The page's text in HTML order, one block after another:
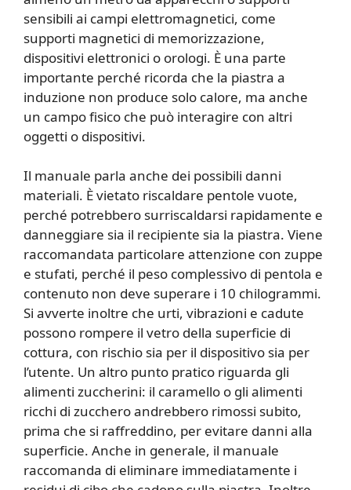
sensibili ai campi elettromagnetici, come
supporti magnetici di memorizzazione,
dispositivi elettronici o orologi. È una parte
importante perché ricorda che la piastra a
induzione non produce solo calore, ma anche
un campo fisico che può interagire con altri
oggetti o dispositivi.
Il manuale parla anche dei possibili danni
materiali. È vietato riscaldare pentole vuote,
perché potrebbero surriscaldarsi rapidamente e
danneggiare sia il recipiente sia la piastra. Viene
raccomandata particolare attenzione con zuppe
e stufati, perché il peso complessivo di pentola e
contenuto non deve superare i 10 chilogrammi.
Si avverte inoltre che urti, vibrazioni e cadute
possono rompere il vetro della superficie di
cottura, con rischio sia per il dispositivo sia per
l’utente. Un altro punto pratico riguarda gli
alimenti zuccherini: il caramello o gli alimenti
ricchi di zucchero andrebbero rimossi subito,
prima che si raffreddino, per evitare danni alla
superficie. Anche in generale, il manuale
raccomanda di eliminare immediatamente i